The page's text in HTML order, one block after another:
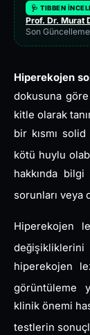
🩺 TIBBEN
Prof. Dr. Murat
Son
Hiperekojen
dokusuna
kitle olarak
bir kısmı
kötü huylu
hakkında
sorunları veya
Hiperekojen
hiperekojen
görüntüleme
klinik önemi
testlerin